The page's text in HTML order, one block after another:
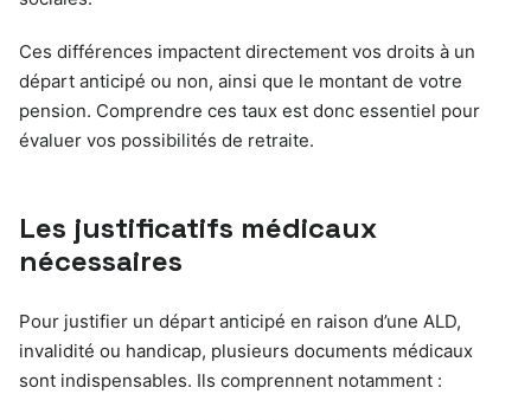
Ces différences impactent directement vos droits à un
départ anticipé ou non, ainsi que le montant de votre
pension. Comprendre ces taux est donc essentiel pour
évaluer vos possibilités de retraite.
Les justificatifs médicaux
nécessaires
Pour justifier un départ anticipé en raison d’une ALD,
invalidité ou handicap, plusieurs documents médicaux
sont indispensables. Ils comprennent notamment :